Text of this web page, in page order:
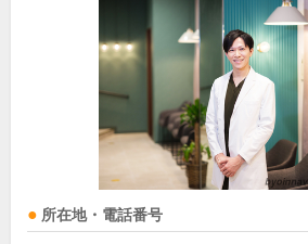
所在地・電話番号